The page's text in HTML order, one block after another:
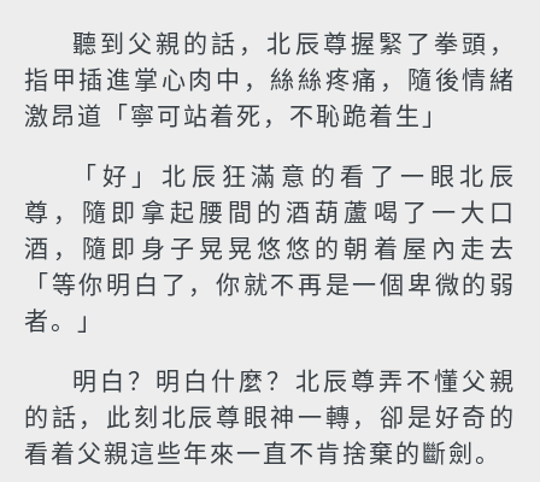
聽到父親的話，北辰尊握緊了拳頭，
指甲插進掌心肉中，絲絲疼痛，隨後情緒
激昂道「寧可站着死，不恥跪着生」
「好」北辰狂滿意的看了一眼北辰
尊，隨即拿起腰間的酒葫蘆喝了一大口
酒，隨即身子晃晃悠悠的朝着屋內走去
「等你明白了，你就不再是一個卑微的弱
者。」
明白？明白什麼？北辰尊弄不懂父親
的話，此刻北辰尊眼神一轉，卻是好奇的
看着父親這些年來一直不肯捨棄的斷劍。